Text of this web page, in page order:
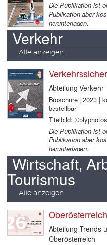
Die Publikation ist
Publikation aber
herunterladen.
Verkehr
Alle anzeigen
Abteilung Verkehr
Broschüre | 2023 |
bestellbar
Titelbild:
Die Publikation ist
Publikation aber
herunterladen.
Wirtschaft,
Tourismus
Alle anzeigen
Abteilung Trends
Oberösterreich